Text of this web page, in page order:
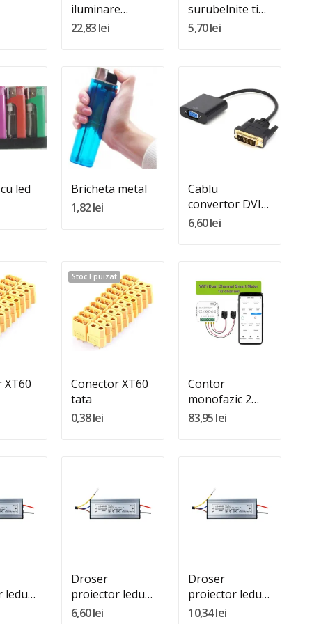
iluminare
fundal tv 2m cu
22,83 lei
surubelnite tip
chei
5,70 lei
Cos
led
Quantity:
Adauga In Cos
Bricheta metal
1,82 lei
Quantity:
Adauga In Cos
Cablu
convertor DVI
la VGA
6,60 lei
Cos
XT60
Stoc Epuizat
Conector XT60
tata
0,38 lei
Quantity:
Adauga In Cos
Contor
monofazic 2
intrari smart
83,95 lei
leduri
Quantity:
Droser
proiector leduri
20W
6,60 lei
Quantity:
Droser
proiector leduri
30W
10,34 lei